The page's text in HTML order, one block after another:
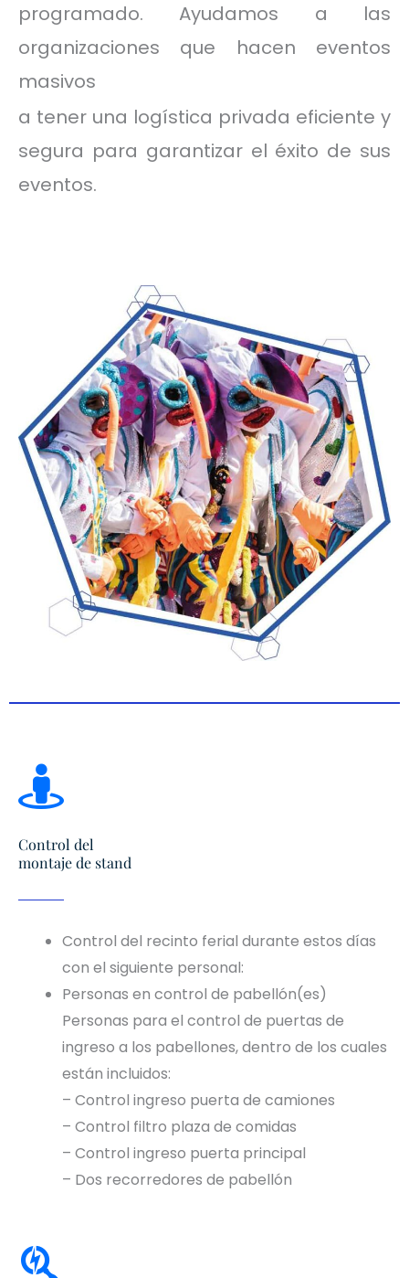
programado. Ayudamos a las
organizaciones que hacen eventos
masivos
a tener una logística privada eficiente y
segura para garantizar el éxito de sus
eventos.
Control del
montaje de stand
Control del recinto ferial durante estos días
con el siguiente personal:
Personas en control de pabellón(es)
Personas para el control de puertas de
ingreso a los pabellones, dentro de los cuales
están incluidos:
– Control ingreso puerta de camiones
– Control filtro plaza de comidas
– Control ingreso puerta principal
– Dos recorredores de pabellón